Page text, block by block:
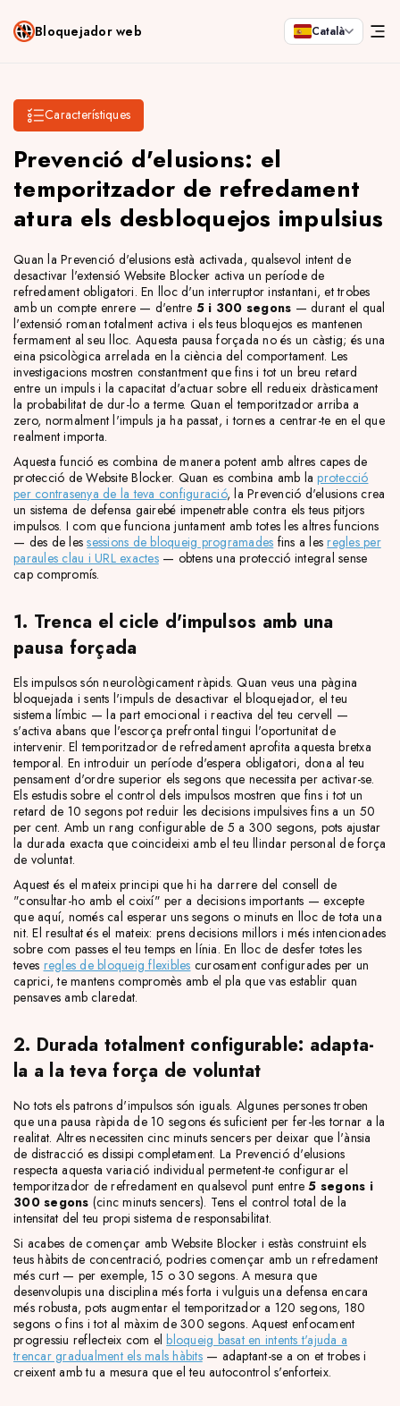
Bloquejador web Català
Característiques
Prevenció d'elusions: el
temporitzador de refredament
atura els desbloquejos impulsius
Quan la Prevenció d'elusions està activada, qualsevol intent de
desactivar l'extensió Website Blocker activa un període de
refredament obligatori. En lloc d'un interruptor instantani, et trobes
amb un compte enrere — d'entre 5 i 300 segons — durant el qual
l'extensió roman totalment activa i els teus bloquejos es mantenen
fermament al seu lloc. Aquesta pausa forçada no és un càstig; és una
eina psicològica arrelada en la ciència del comportament. Les
investigacions mostren constantment que fins i tot un breu retard
entre un impuls i la capacitat d'actuar sobre ell redueix dràsticament
la probabilitat de dur-lo a terme. Quan el temporitzador arriba a
zero, normalment l'impuls ja ha passat, i tornes a centrar-te en el que
realment importa.
Aquesta funció es combina de manera potent amb altres capes de
protecció de Website Blocker. Quan es combina amb laprotecció
per contrasenya de la teva configuració, la Prevenció d'elusions crea
un sistema de defensa gairebé impenetrable contra els teus pitjors
impulsos. I com que funciona juntament amb totes les altres funcions
— des de lessessions de bloqueig programades fins a lesregles per
paraules clau i URL exactes— obtens una protecció integral sense
cap compromís.
1. Trenca el cicle d'impulsos amb una
pausa forçada
Els impulsos són neurològicament ràpids. Quan veus una pàgina
bloquejada i sents l'impuls de desactivar el bloquejador, el teu
sistema límbic — la part emocional i reactiva del teu cervell —
s'activa abans que l'escorça prefrontal tingui l'oportunitat de
intervenir. El temporitzador de refredament aprofita aquesta bretxa
temporal. En introduir un període d'espera obligatori, dona al teu
pensament d'ordre superior els segons que necessita per activar-se.
Els estudis sobre el control dels impulsos mostren que fins i tot un
retard de 10 segons pot reduir les decisions impulsives fins a un 50
per cent. Amb un rang configurable de 5 a 300 segons, pots ajustar
la durada exacta que coincideixi amb el teu llindar personal de força
de voluntat.
Aquest és el mateix principi que hi ha darrere del consell de
"consultar-ho amb el coixí" per a decisions importants — excepte
que aquí, només cal esperar uns segons o minuts en lloc de tota una
nit. El resultat és el mateix: prens decisions millors i més intencionades
sobre com passes el teu temps en línia. En lloc de desfer totes les
teves regles de bloqueig flexibles curosament configurades per un
caprici, te mantens compromès amb el pla que vas establir quan
pensaves amb claredat.
2. Durada totalment configurable: adapta-
la a la teva força de voluntat
No tots els patrons d'impulsos són iguals. Algunes persones troben
que una pausa ràpida de 10 segons és suficient per fer-les tornar a la
realitat. Altres necessiten cinc minuts sencers per deixar que l'ànsia
de distracció es dissipi completament. La Prevenció d'elusions
respecta aquesta variació individual permetent-te configurar el
temporitzador de refredament en qualsevol punt entre5 segons i
300 segons (cinc minuts sencers). Tens el control total de la
intensitat del teu propi sistema de responsabilitat.
Si acabes de començar amb Website Blocker i estàs construint els
teus hàbits de concentració, podries començar amb un refredament
més curt — per exemple, 15 o 30 segons. A mesura que
desenvolupis una disciplina més forta i vulguis una defensa encara
més robusta, pots augmentar el temporitzador a 120 segons, 180
segons o fins i tot al màxim de 300 segons. Aquest enfocament
progressiu reflecteix com elbloqueig basat en intents t'ajuda a
trencar gradualment els mals hàbits— adaptant-se a on et trobes i
creixent amb tu a mesura que el teu autocontrol s'enforteix.